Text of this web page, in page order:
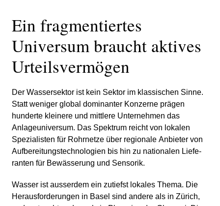
Ein fragmen­tiertes
Universum braucht aktives
Urteilsver­mögen
Der Wasser­sektor ist kein Sektor im klassi­schen Sinne.
Statt weniger global dominanter Konzerne prägen
hunderte kleinere und mittlere Unter­nehmen das
Anlage­uni­versum. Das Spektrum reicht von lokalen
Spezia­li­sten für Rohrnetze über regio­nale Anbieter von
Aufbe­rei­tungs­tech­no­lo­gien bis hin zu natio­nalen Liefe­
ranten für Bewäs­se­rung und Sensorik.
Wasser ist ausserdem ein zutiefst lokales Thema. Die
Heraus­for­de­rungen in Basel sind andere als in Zürich,